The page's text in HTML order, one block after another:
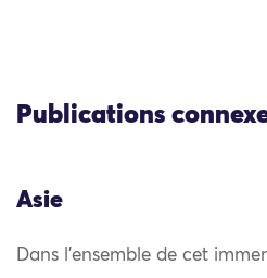
Publications
Asie
Dans l’ensemble de cet